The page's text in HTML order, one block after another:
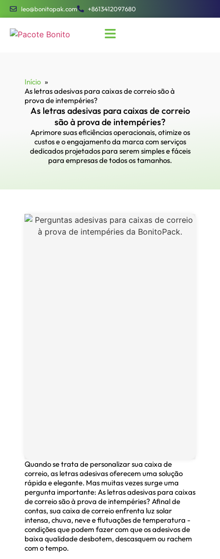
leo@bonitopak.com +8613412097680
Início
As letras adesivas para caixas de correio são à
prova de intempéries?
As letras adesivas para caixas de correio
são à prova de intempéries?
Aprimore suas eficiências operacionais, otimize os
custos e o engajamento da marca com serviços
dedicados projetados para serem simples e fáceis
para empresas de todos os tamanhos.
Quando se trata de personalizar sua caixa de
correio, as letras adesivas oferecem uma solução
rápida e elegante. Mas muitas vezes surge uma
pergunta importante: As letras adesivas para caixas
de correio são à prova de intempéries? Afinal de
contas, sua caixa de correio enfrenta luz solar
intensa, chuva, neve e flutuações de temperatura -
condições que podem fazer com que os adesivos de
baixa qualidade desbotem, descasquem ou rachem
com o tempo.